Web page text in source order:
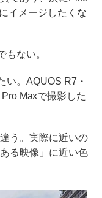
イメージしたくな
もない。
い。AQUOS R7・
Maxで撮影した
う。実際に近いの
る映像」に近い色